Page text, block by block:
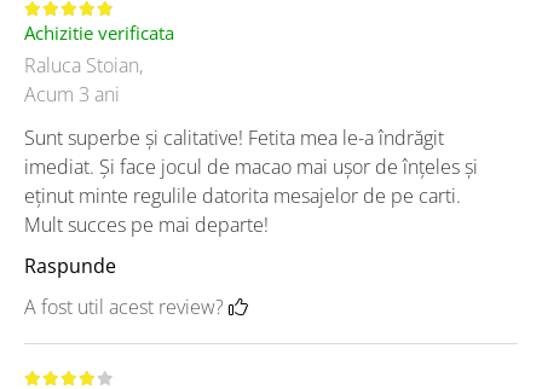
Achizitie verificata
Raluca Stoian,
Acum 3 ani
Sunt superbe și calitative! Fetita mea le-a îndrăgit
imediat. Și face jocul de macao mai ușor de înțeles și
eținut minte regulile datorita mesajelor de pe carti.
Mult succes pe mai departe!
Raspunde
A fost util acest review?